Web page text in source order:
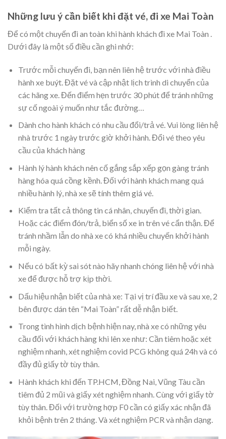
Những lưu ý cần biết khi đặt vé, đi xe Mai Toàn
Để có một chuyến đi an toàn khi hành khách đi xe Mai Toàn .
Dưới đây là một số điều cần ghi nhớ:
Trước mỗi chuyến đi, bạn nên liên hệ trước với nhà điều
hành xe buýt. Đặt vé và cập nhật lịch trình di chuyển của
các hãng xe. Đến điểm hẹn trước 30 phút để tránh những
sự cố ngoài ý muốn như tắc đường…
Dành cho hành khách có nhu cầu đổi/trả vé. Vui lòng liên hệ
nhà trước 1 ngày trước giờ khởi hành. Đổi vé theo yêu
cầu của khách hàng
Hành lý hành khách nên cố gắng sắp xếp gọn gàng tránh
hàng hóa quá cồng kềnh. Đối với hành khách mang quá
nhiều hành lý, nhà xe sẽ tính thêm giá vé.
Kiểm tra tất cả thông tin cá nhân, chuyến đi, thời gian.
Hoặc các điểm đón/trả, biển số xe in trên vé cẩn thận. Để
tránh nhầm lẫn do nhà xe có khá nhiều chuyến khởi hành
mỗi ngày.
Nếu có bất kỳ sai sót nào hãy nhanh chóng liên hệ với nhà
xe để được hỗ trợ kịp thời.
Dấu hiệu nhận biết của nhà xe: Tại vị trí đầu xe và sau xe, 2
bên được dán tên “Mai Toàn” rất dễ nhận biết.
Trong tình hình dịch bệnh hiện nay, nhà xe có những yêu
cầu đối với khách hàng khi lên xe như: Cần tiêm hoặc xét
nghiệm nhanh, xét nghiệm covid PCG không quá 24h và có
đầy đủ giấy tờ tùy thân.
Hành khách khi đến TP.HCM, Đồng Nai, Vũng Tàu cần
tiêm đủ 2 mũi và giấy xét nghiệm nhanh. Cùng với giấy tờ
tùy thân. Đối với trường hợp F0 cần có giấy xác nhận đã
khỏi bệnh trên 2 tháng. Và xét nghiệm PCR và nhận dạng.